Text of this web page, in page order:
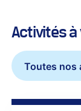
Activités à
Toutes nos